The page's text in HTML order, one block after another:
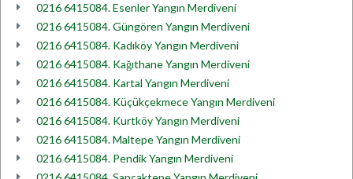
0216 6415084. Esenler Yangın Merdiveni
0216 6415084. Güngören Yangın Merdiveni
0216 6415084. Kadıköy Yangın Merdiveni
0216 6415084. Kağıthane Yangın Merdiveni
0216 6415084. Kartal Yangın Merdiveni
0216 6415084. Küçükçekmece Yangın Merdiveni
0216 6415084. Kurtköy Yangın Merdiveni
0216 6415084. Maltepe Yangın Merdiveni
0216 6415084. Pendik Yangın Merdiveni